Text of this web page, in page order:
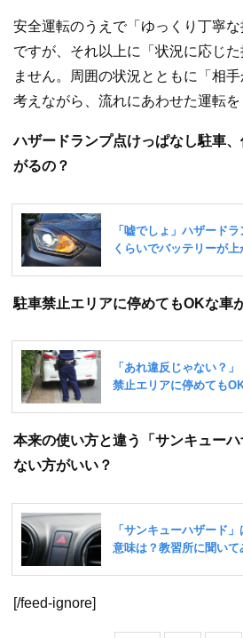
安全運転のうえで「ゆっくり丁寧
ですが、それ以上に「状況に応じ
ません。周囲の状況とともに「相
考えながら、流れにあわせた運転を
ハザードランプ点けっぱなし駐車
がるの？
駐車禁止エリアに停めてもOKな車
本来の使い方と違う「サンキュー
ない方がいい？
[/feed-ignore]